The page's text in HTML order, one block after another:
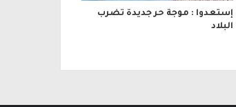
إستعدوا : موجة حر جديدة تضرب
البلاد